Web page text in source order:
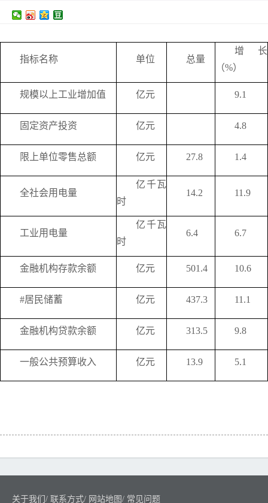
指标名称 单位 总量
增长
（%）
规模以上工业增加值 亿元 9.1
固定资产投资 亿元 4.8
限上单位零售总额 亿元 27.8 1.4
全社会用电量
亿千瓦
时
14.2 11.9
工业用电量
亿千瓦
时
6.4 6.7
金融机构存款余额 亿元 501.4 10.6
#居民储蓄 亿元 437.3 11.1
金融机构贷款余额 亿元 313.5 9.8
一般公共预算收入 亿元 13.9 5.1
关于我们 / 联系方式/ 网站地图/ 常见问题